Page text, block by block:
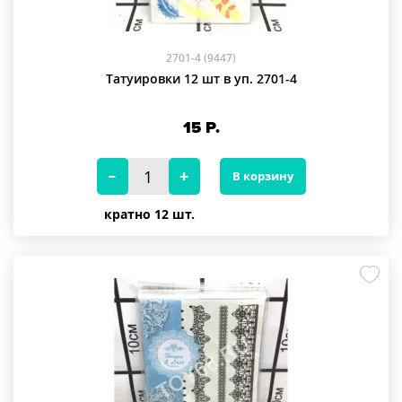
2701-4 (9447)
Татуировки 12 шт в уп. 2701-4
15Р.
кратно 12 шт.
В корзину